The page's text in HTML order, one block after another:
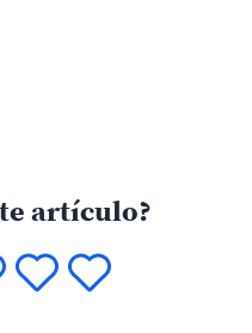
artículo?